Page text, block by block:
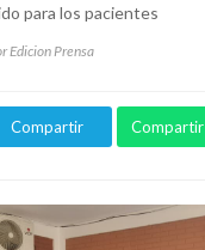
para los pacientes
Edicion Prensa
Compartir Compartir